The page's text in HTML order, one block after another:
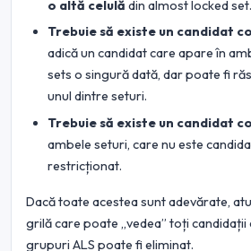
o altă celulă din almost locked set.
Trebuie să existe un candidat
adică un candidat care apare în
sets o singură dată, dar poate fi
unul dintre seturi.
Trebuie să existe un candidat
ambele seturi, care nu este
restricționat.
Dacă toate acestea sunt adevărate,
grilă care poate „vedea” toți
grupuri ALS poate fi eliminat.